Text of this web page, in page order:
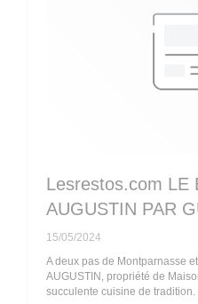
Lesrestos.com LE
AUGUSTIN PAR
15/05/2024
A deux pas de Montparnasse
AUGUSTIN, propriété de
succulente cuisine de tradition.